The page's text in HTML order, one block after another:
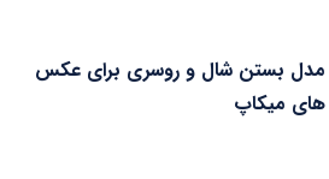
مدل بستن شال و روسری برای عکس
های میکاپ